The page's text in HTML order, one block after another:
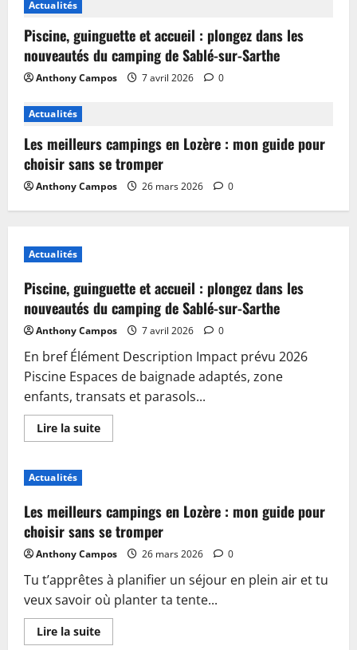
Actualités
Piscine, guinguette et accueil : plongez dans les
nouveautés du camping de Sablé-sur-Sarthe
Anthony Campos 7 avril 2026 0
Actualités
Les meilleurs campings en Lozère : mon guide pour
choisir sans se tromper
Anthony Campos 26 mars 2026 0
Actualités
Piscine, guinguette et accueil : plongez dans les
nouveautés du camping de Sablé-sur-Sarthe
Anthony Campos 7 avril 2026 0
En bref Élément Description Impact prévu 2026
Piscine Espaces de baignade adaptés, zone
enfants, transats et parasols...
Lire la suiteEn
savoir
accueil
:
plongez
dans
les
nouveautés
du
camping
de
Sablé-
sur-
Sarthe
Actualités
Les meilleurs campings en Lozère : mon guide pour
choisir sans se tromper
Anthony Campos 26 mars 2026 0
Tu t’apprêtes à planifier un séjour en plein air et tu
veux savoir où planter ta tente...
Lire la suiteEn
savoir